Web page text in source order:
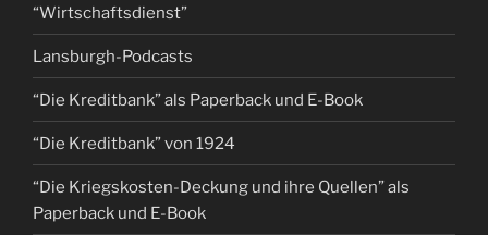
“Wirtschaftsdienst”
Lansburgh-Podcasts
“Die Kreditbank” als Paperback und E-Book
“Die Kreditbank” von 1924
“Die Kriegskosten-Deckung und ihre Quellen” als
Paperback und E-Book